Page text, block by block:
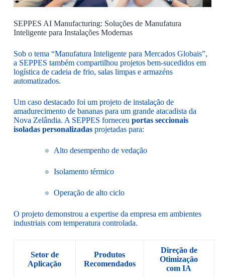
SEPPES AI Manufacturing: Soluções de Manufatura
Inteligente para Instalações Modernas
Sob o tema “Manufatura Inteligente para Mercados Globais”,
a SEPPES também compartilhou projetos bem-sucedidos em
logística de cadeia de frio, salas limpas e armazéns
automatizados.
Um caso destacado foi um projeto de instalação de
amadurecimento de bananas para um grande atacadista da
Nova Zelândia. A SEPPES forneceu portas seccionais
isoladas personalizadasprojetadas para:
Alto desempenho de vedação
Isolamento térmico
Operação de alto ciclo
O projeto demonstrou a expertise da empresa em ambientes
industriais com temperatura controlada.
Setor de
Aplicação
Produtos
Recomendados
Direção de
Otimização
com IA